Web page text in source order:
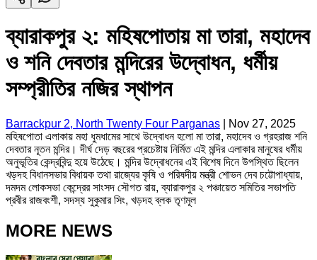
ব্যারাকপুর ২: মহিষপোতায় মা তারা, মহাদেব
ও শনি দেবতার মন্দিরের উদ্বোধন, ধর্মীয়
সম্প্রীতির নজির স্থাপন
Barrackpur 2, North Twenty Four Parganas
Nov 27, 2025
মহিষপোতা এলাকায় মহা ধুমধামের সাথে উদ্বোধন হলো মা তারা, মহাদেব ও গ্রহরাজ শনি
দেবতার নূতন মন্দির। দীর্ঘ দেড় বছরের প্রচেষ্টায় নির্মিত এই মন্দির এলাকার মানুষের ধর্মীয়
অনুভূতির কেন্দ্রবিন্দু হয়ে উঠেছে। মন্দির উদ্বোধনের এই বিশেষ দিনে উপস্থিত ছিলেন
খড়দহ বিধানসভার বিধায়ক তথা রাজ্যের কৃষি ও পরিষদীয় মন্ত্রী শোভন দেব চট্টোপাধ্যায়,
দমদম লোকসভা কেন্দ্রের সাংসদ সৌগত রায়, ব্যারাকপুর ২ পঞ্চায়েত সমিতির সভাপতি
প্রবীর রাজবংশী, সদস্য সুকুমার সিং, খড়দহ ব্লক তৃণমূল
MORE NEWS